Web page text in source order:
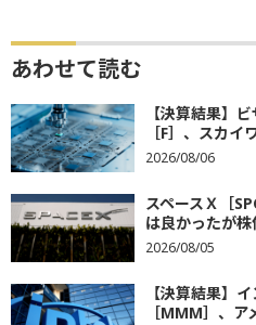
あわせて読む
【決算結果】
［F］、スカ
2026/08/06
スペースＸ［
は良かったが
2026/08/05
【決算結果】
［MMM］、